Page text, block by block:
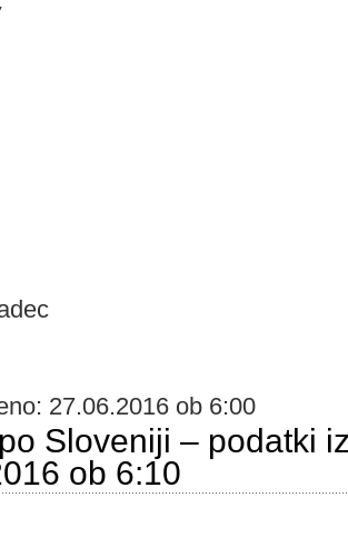
27.06.2016 ob 6:00
Sloveniji – podatki
ob 6:10